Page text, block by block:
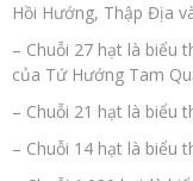
Hồi Hướng, Thập Địa
– Chuỗi 27 hạt là biểu
của Tứ Hướng Tam
– Chuỗi 21 hạt là biểu
– Chuỗi 14 hạt là biểu